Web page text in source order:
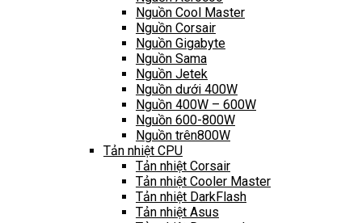
Nguồn Cool Master
Nguồn Corsair
Nguồn Gigabyte
Nguồn Sama
Nguồn Jetek
Nguồn dưới 400W
Nguồn 400W – 600W
Nguồn 600-800W
Nguồn trên800W
Tản nhiệt CPU
Tản nhiệt Corsair
Tản nhiệt Cooler Master
Tản nhiệt DarkFlash
Tản nhiệt Asus